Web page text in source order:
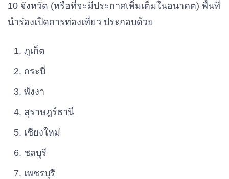
10 จังหวัด (หรือที่จะมีประกาศเพิ่มเติมในอนาคต) พื้นที่
นำร่องเปิดการท่องเที่ยว ประกอบด้วย
ภูเก็ต
กระบี่
พังงา
สุราษฎร์ธานี
เชียงใหม่
ชลบุรี
เพชรบุรี